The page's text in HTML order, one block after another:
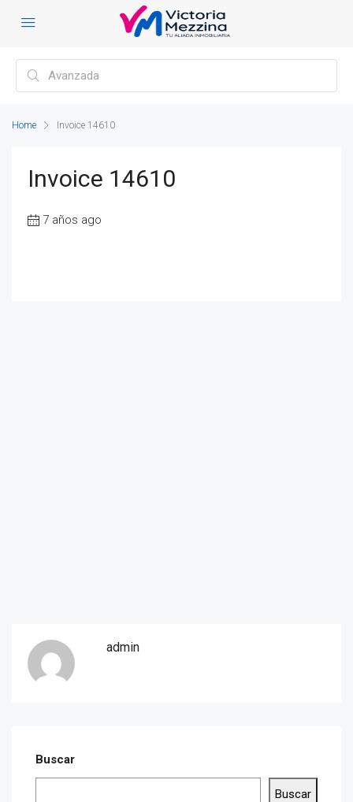
Home Invoice 14610
Invoice 14610
7 años ago
admin
Buscar
Buscar